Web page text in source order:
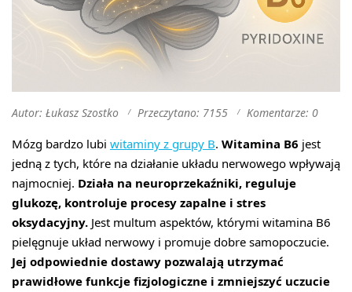
Autor: Łukasz Szostko Przeczytano: 7155 Komentarze: 0
Mózg bardzo lubi witaminy z grupy B Witamina B6 jest
jedną z tych, które na działanie układu nerwowego wpływają
najmocniej. Działa na neuroprzekaźniki, reguluje
glukozę, kontroluje procesy zapalne i stres
oksydacyjny. Jest multum aspektów, którymi witamina B6
pielęgnuje układ nerwowy i promuje dobre samopoczucie.
Jej odpowiednie dostawy pozwalają utrzymać
prawidłowe funkcje fizjologiczne i zmniejszyć uczucie